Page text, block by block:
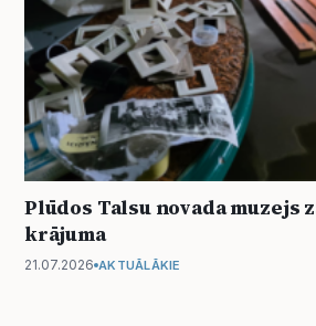
Plūdos Talsu novada muzejs
krājuma
21.07.2026 AKTUĀLĀKIE